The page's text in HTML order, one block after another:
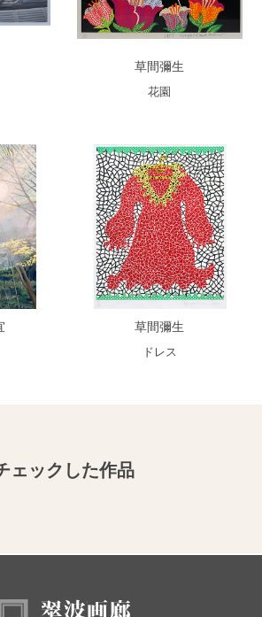
草間彌生
花園
草間彌生
ドレス
ェックした作品